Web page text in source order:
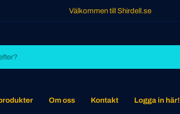
Välkommen till Shirdell.se
Om oss Kontakt Logga in här!